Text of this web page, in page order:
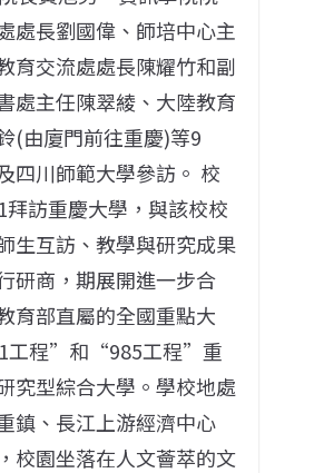
處長劉國偉、師培中心主
育交流處處長陳耀竹和副
處主任陳翠綾、大陸教育
(由廈門前往重慶)等9
四川師範大學參訪。 校
訪重慶大學，與該校校
生互訪、教學與研究成果
研商，期展開進一步合
育部直屬的全國重點大
工程”和“985工程”重
究型綜合大學。學校地處
鎮、長江上游經濟中心
園坐落在人文薈萃的文